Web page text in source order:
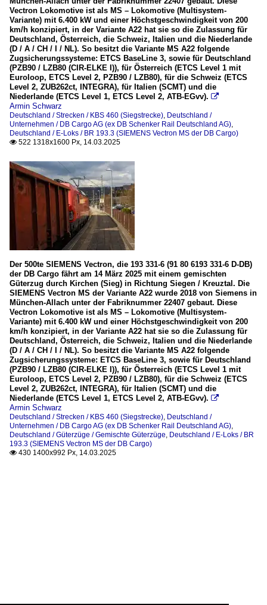
Vectron Lokomotive ist als MS – Lokomotive (Multisystem-
Variante) mit 6.400 kW und einer Höchstgeschwindigkeit von 200
km/h konzipiert, in der Variante A22 hat sie so die Zulassung für
Deutschland, Österreich, die Schweiz, Italien und die Niederlande
(D / A / CH / I / NL). So besitzt die Variante MS A22 folgende
Zugsicherungssysteme: ETCS BaseLine 3, sowie für Deutschland
(PZB90 / LZB80 (CIR-ELKE I)), für Österreich (ETCS Level 1 mit
Euroloop, ETCS Level 2, PZB90 / LZB80), für die Schweiz (ETCS
Level 2, ZUB262ct, INTEGRA), für Italien (SCMT) und die
Niederlande (ETCS Level 1, ETCS Level 2, ATB-EGvv). 
Armin Schwarz
Deutschland / Strecken / KBS 460 (Siegstrecke), Deutschland /
Unternehmen / DB Cargo AG (ex DB Schenker Rail Deutschland AG),
Deutschland / E-Loks / BR 193.3 (SIEMENS Vectron MS der DB Cargo)
 522 1318x1600 Px, 14.03.2025
Der 500te SIEMENS Vectron, die 193 331-6 (91 80 6193 331-6 D-DB)
der DB Cargo fährt am 14 März 2025 mit einem gemischten
Güterzug durch Kirchen (Sieg) in Richtung Siegen / Kreuztal. Die
SIEMENS Vectron MS der Variante A22 wurde 2018 von Siemens in
München-Allach unter der Fabriknummer 22407 gebaut. Diese
Vectron Lokomotive ist als MS – Lokomotive (Multisystem-
Variante) mit 6.400 kW und einer Höchstgeschwindigkeit von 200
km/h konzipiert, in der Variante A22 hat sie so die Zulassung für
Deutschland, Österreich, die Schweiz, Italien und die Niederlande
(D / A / CH / I / NL). So besitzt die Variante MS A22 folgende
Zugsicherungssysteme: ETCS BaseLine 3, sowie für Deutschland
(PZB90 / LZB80 (CIR-ELKE I)), für Österreich (ETCS Level 1 mit
Euroloop, ETCS Level 2, PZB90 / LZB80), für die Schweiz (ETCS
Level 2, ZUB262ct, INTEGRA), für Italien (SCMT) und die
Niederlande (ETCS Level 1, ETCS Level 2, ATB-EGvv). 
Armin Schwarz
Deutschland / Strecken / KBS 460 (Siegstrecke), Deutschland /
Unternehmen / DB Cargo AG (ex DB Schenker Rail Deutschland AG),
Deutschland / Güterzüge / Gemischte Güterzüge, Deutschland / E-Loks / BR
193.3 (SIEMENS Vectron MS der DB Cargo)
 430 1400x992 Px, 14.03.2025